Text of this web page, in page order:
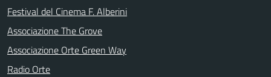
Festival del Cinema F. Alberini
Associazione The Grove
Associazione Orte Green Way
Radio Orte